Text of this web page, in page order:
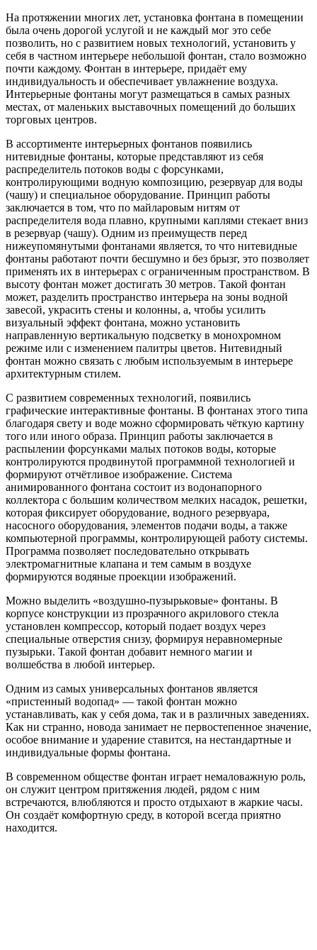
На протяжении многих лет, установка фонтана в помещении
была очень дорогой услугой и не каждый мог это себе
позволить, но с развитием новых технологий, установить у
себя в частном интерьере небольшой фонтан, стало возможно
почти каждому. Фонтан в интерьере, придаёт ему
индивидуальность и обеспечивает увлажнение воздуха.
Интерьерные фонтаны могут размещаться в самых разных
местах, от маленьких выставочных помещений до больших
торговых центров.
В ассортименте интерьерных фонтанов появились
нитевидные фонтаны, которые представляют из себя
распределитель потоков воды с форсунками,
контролирующими водную композицию, резервуар для воды
(чашу) и специальное оборудование. Принцип работы
заключается в том, что по майларовым нитям от
распределителя вода плавно, крупными каплями стекает вниз
в резервуар (чашу). Одним из преимуществ перед
нижеупомянутыми фонтанами является, то что нитевидные
фонтаны работают почти бесшумно и без брызг, это позволяет
применять их в интерьерах с ограниченным пространством. В
высоту фонтан может достигать 30 метров. Такой фонтан
может, разделить пространство интерьера на зоны водной
завесой, украсить стены и колонны, а, чтобы усилить
визуальный эффект фонтана, можно установить
направленную вертикальную подсветку в монохромном
режиме или с изменением палитры цветов. Нитевидный
фонтан можно связать с любым используемым в интерьере
архитектурным стилем.
С развитием современных технологий, появились
графические интерактивные фонтаны. В фонтанах этого типа
благодаря свету и воде можно сформировать чёткую картину
того или иного образа. Принцип работы заключается в
распылении форсунками малых потоков воды, которые
контролируются продвинутой программной технологией и
формируют отчётливое изображение. Система
анимированного фонтана состоит из водонапорного
коллектора с большим количеством мелких насадок, решетки,
которая фиксирует оборудование, водного резервуара,
насосного оборудования, элементов подачи воды, а также
компьютерной программы, контролирующей работу системы.
Программа позволяет последовательно открывать
электромагнитные клапана и тем самым в воздухе
формируются водяные проекции изображений.
Можно выделить «воздушно-пузырьковые» фонтаны. В
корпусе конструкции из прозрачного акрилового стекла
установлен компрессор, который подает воздух через
специальные отверстия снизу, формируя неравномерные
пузырьки. Такой фонтан добавит немного магии и
волшебства в любой интерьер.
Одним из самых универсальных фонтанов является
«пристенный водопад» — такой фонтан можно
устанавливать, как у себя дома, так и в различных заведениях.
Как ни странно, новода занимает не первостепенное значение,
особое внимание и ударение ставится, на нестандартные и
индивидуальные формы фонтана.
В современном обществе фонтан играет немаловажную роль,
он служит центром притяжения людей, рядом с ним
встречаются, влюбляются и просто отдыхают в жаркие часы.
Он создаёт комфортную среду, в которой всегда приятно
находится.